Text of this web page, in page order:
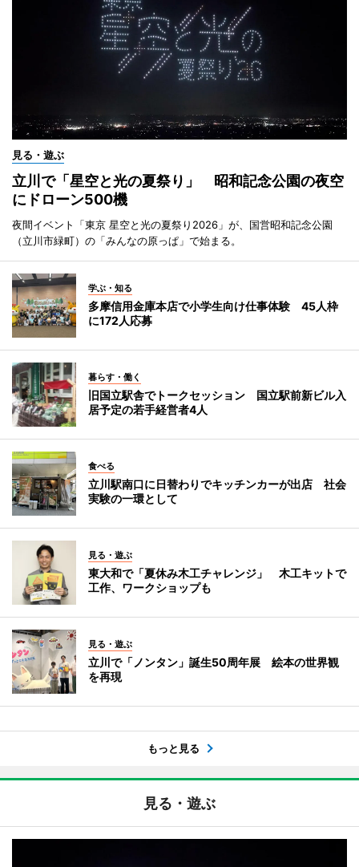
見る・遊ぶ
立川で「星空と光の夏祭り」 昭和記念公園の夜空
にドローン500機
夜間イベント「東京 星空と光の夏祭り2026」が、国営昭和記念公園
（立川市緑町）の「みんなの原っぱ」で始まる。
学ぶ・知る
多摩信用金庫本店で小学生向け仕事体験 45人枠
に172人応募
暮らす・働く
旧国立駅舎でトークセッション 国立駅前新ビル入
居予定の若手経営者4人
食べる
立川駅南口に日替わりでキッチンカーが出店 社会
実験の一環として
見る・遊ぶ
東大和で「夏休み木工チャレンジ」 木工キットで
工作、ワークショップも
見る・遊ぶ
立川で「ノンタン」誕生50周年展 絵本の世界観
を再現
もっと見る
見る・遊ぶ